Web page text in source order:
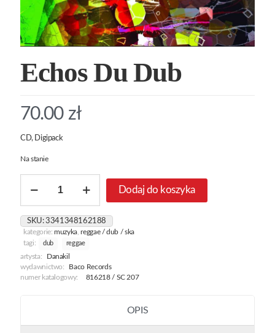
Echos Du Dub
70.00 zł
CD, Digipack
Na stanie
Echos
Dub
Dodaj do koszyka
SKU:3341348162188
kategorie:muzyka,reggae / dub / ska
tagi:
dub reggae
artysta:
Danakil
wydawnictwo:
Baco Records
numer katalogowy:
816218 / SC 207
OPIS